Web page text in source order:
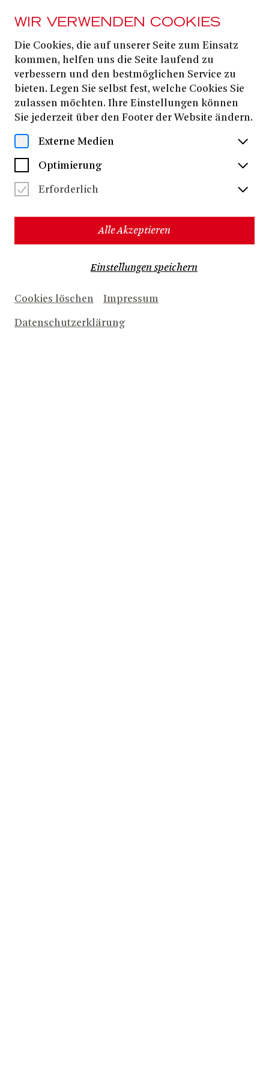
20. JUNI2026
FAMILIENFÜHRUNG
Termine & Karten
Fernseher? Wie kann man riesige Ölgemälde
wie macht man falsche Bärte?
Bei den regelmäßig stattfindenden Führungen für
Familien durch das Opernhaus lassen wir uns in die
WIR VERWENDEN COOKIES
Die Cookies, die auf unserer Seite zum Einsatz
kommen, helfen uns die Seite laufend zu
verbessern und den bestmöglichen Service zu
bieten. Legen Sie selbst fest, welche Cookies Sie
zulassen möchten. Ihre Einstellungen können
Sie jederzeit über den Footer der Website ändern.
Externe Medien
Optimierung
Erforderlich
Alle Akzeptieren
Einstellungen speichern
Cookies löschen Impressum
Datenschutzerklärung